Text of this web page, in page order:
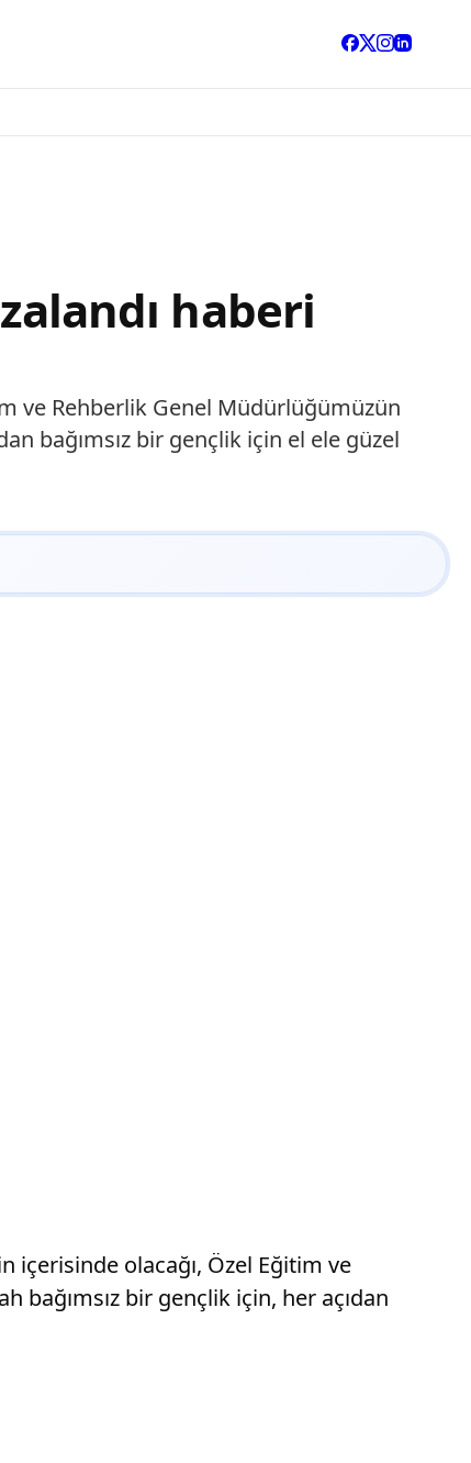
haberi
ve Rehberlik Genel Müdürlüğümüzün
bağımsız bir gençlik için el ele güzel
içerisinde olacağı, Özel Eğitim ve
bir gençlik için, her açıdan